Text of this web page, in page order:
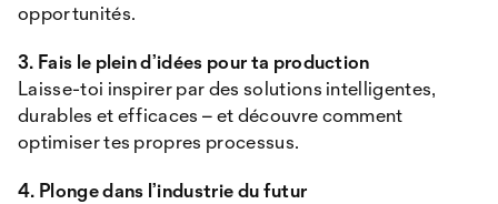
opportunités.
3. Fais le plein d’idées pour ta production
Laisse-toi inspirer par des solutions intelligentes,
durables et efficaces – et découvre comment
optimiser tes propres processus.
4. Plonge dans l’industrie du futur